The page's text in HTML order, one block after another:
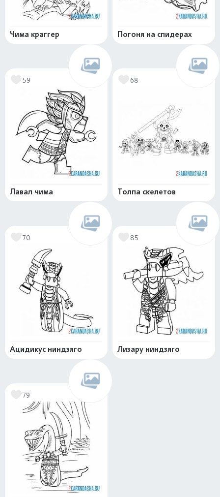
Чима краггер Погоня на спидерах
59
Лавал чима
68
Толпа скелетов
70
Ацидикус ниндзяго
85
Лизару ниндзяго
79